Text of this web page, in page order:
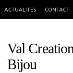
ACTUALITES CONTACT
Val
Bijou